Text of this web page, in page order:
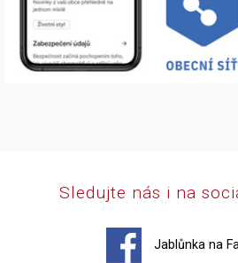
Sledujte nás i na
Jablůnka na